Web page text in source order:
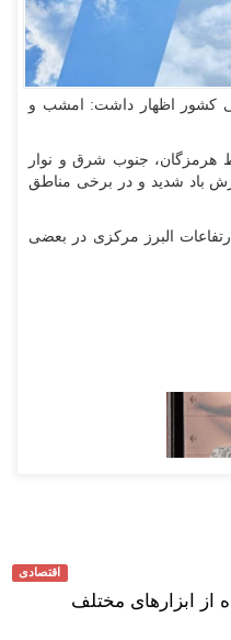
کشور اظهار داشت: امشب و
هرمزگان، جنوب شرق و نوار
باد شدید و در برخی مناطق
البرز مرکزی در بعضی
اقتصادی
از ابزارهای مختلف